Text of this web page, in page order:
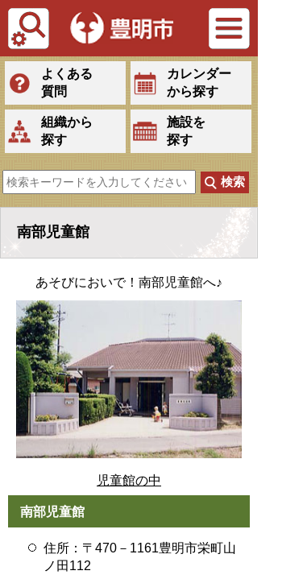
Tiếng Việt
よくある
質問
カレンダー
から探す
組織から
探す
施設を
探す
南部児童館
あそびにおいで！南部児童館へ♪
児童館の中
南部児童館
住所：〒470－1161豊明市栄町山
ノ田112